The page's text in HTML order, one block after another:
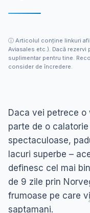
ⓘ Articolul conține linkuri
Aviasales etc.). Dacă
suplimentar pentru tine.
consider de încredere.
Daca vei petrece
parte de o
spectaculoase,
lacuri superbe –
definesc cel mai
de 9 zile prin
frumoase pe care
saptamani.